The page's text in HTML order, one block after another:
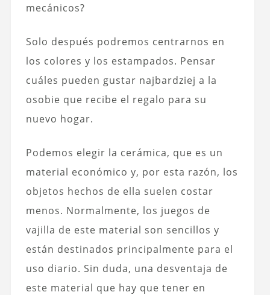
mecánicos?
Solo después podremos centrarnos en
los colores y los estampados. Pensar
cuáles pueden gustar najbardziej a la
osobie que recibe el regalo para su
nuevo hogar.
Podemos elegir la cerámica, que es un
material económico y, por esta razón, los
objetos hechos de ella suelen costar
menos. Normalmente, los juegos de
vajilla de este material son sencillos y
están destinados principalmente para el
uso diario. Sin duda, una desventaja de
este material que hay que tener en